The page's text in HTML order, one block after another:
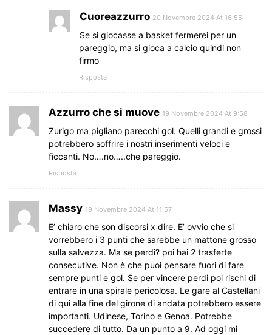
Cuoreazzurro 20 Novembre 2024 At 16:55
Se si giocasse a basket fermerei per un
pareggio, ma si gioca a calcio quindi non
firmo
Risposta
Azzurro che si muove 19 Novembre 2024 At 9:58
Zurigo ma pigliano parecchi gol. Quelli grandi e grossi
potrebbero soffrire i nostri inserimenti veloci e
ficcanti. No….no…..che pareggio.
Risposta
Massy 19 Novembre 2024 At 11:57
E’ chiaro che son discorsi x dire. E’ ovvio che si
vorrebbero i 3 punti che sarebbe un mattone grosso
sulla salvezza. Ma se perdi? poi hai 2 trasferte
consecutive. Non è che puoi pensare fuori di fare
sempre punti e gol. Se per vincere perdi poi rischi di
entrare in una spirale pericolosa. Le gare al Castellani
di qui alla fine del girone di andata potrebbero essere
importanti. Udinese, Torino e Genoa. Potrebbe
succedere di tutto. Da un punto a 9. Ad oggi mi